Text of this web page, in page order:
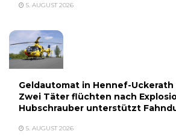
5. AUGUST 2026
Geldautomat in Hennef-
Zwei Täter flüchten nach
Hubschrauber unterstützt
5. AUGUST 2026